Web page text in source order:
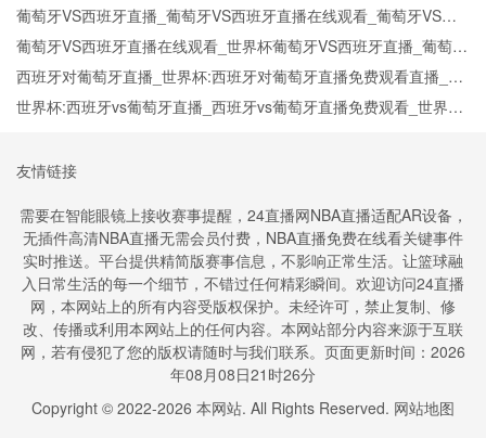
班牙实时全场直播入口
葡萄牙VS西班牙直播_葡萄牙VS西班牙直播在线观看_葡萄牙VS西
班牙实时全场直播入口
葡萄牙VS西班牙直播在线观看_世界杯葡萄牙VS西班牙直播_葡萄牙
VS西班牙比赛观看直达入口
西班牙对葡萄牙直播_世界杯:西班牙对葡萄牙直播免费观看直播_世
界杯西班牙对葡萄牙直播在线观看高清无插件
世界杯:西班牙vs葡萄牙直播_西班牙vs葡萄牙直播免费观看_世界杯
友情链接
需要在智能眼镜上接收赛事提醒，24直播网NBA直播适配AR设备，
无插件高清NBA直播无需会员付费，NBA直播免费在线看关键事件
实时推送。平台提供精简版赛事信息，不影响正常生活。让篮球融
入日常生活的每一个细节，不错过任何精彩瞬间。欢迎访问24直播
网，本网站上的所有内容受版权保护。未经许可，禁止复制、修
改、传播或利用本网站上的任何内容。本网站部分内容来源于互联
网，若有侵犯了您的版权请随时与我们联系。页面更新时间：2026
年08月08日21时26分
Copyright © 2022-2026 本网站. All Rights Reserved. 网站地图